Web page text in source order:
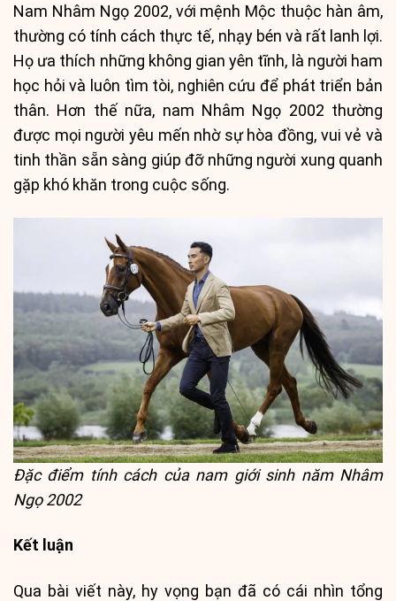
Nam Nhâm Ngọ 2002, với mệnh Mộc thuộc hàn âm,
thường có tính cách thực tế, nhạy bén và rất lanh lợi.
Họ ưa thích những không gian yên tĩnh, là người ham
học hỏi và luôn tìm tòi, nghiên cứu để phát triển bản
thân. Hơn thế nữa, nam Nhâm Ngọ 2002 thường
được mọi người yêu mến nhờ sự hòa đồng, vui vẻ và
tinh thần sẵn sàng giúp đỡ những người xung quanh
gặp khó khăn trong cuộc sống.
Đặc điểm tính cách của nam giới sinh năm Nhâm
Ngọ 2002
Kết luận
Qua bài viết này, hy vọng bạn đã có cái nhìn tổng